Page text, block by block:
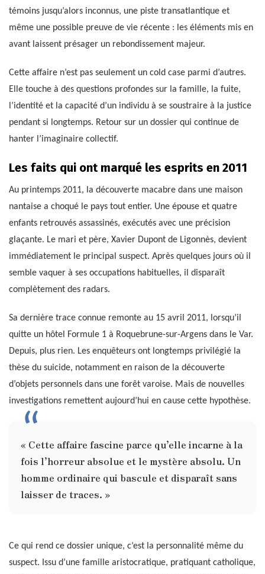
témoins jusqu’alors inconnus, une piste transatlantique et
même une possible preuve de vie récente : les éléments mis en
avant laissent présager un rebondissement majeur.
Cette affaire n’est pas seulement un cold case parmi d’autres.
Elle touche à des questions profondes sur la famille, la fuite,
l’identité et la capacité d’un individu à se soustraire à la justice
pendant si longtemps. Retour sur un dossier qui continue de
hanter l’imaginaire collectif.
Les faits qui ont marqué les esprits en 2011
Au printemps 2011, la découverte macabre dans une maison
nantaise a choqué le pays tout entier. Une épouse et quatre
enfants retrouvés assassinés, exécutés avec une précision
glaçante. Le mari et père, Xavier Dupont de Ligonnès, devient
immédiatement le principal suspect. Après quelques jours où il
semble vaquer à ses occupations habituelles, il disparaît
complètement des radars.
Sa dernière trace connue remonte au 15 avril 2011, lorsqu’il
quitte un hôtel Formule 1 à Roquebrune-sur-Argens dans le Var.
Depuis, plus rien. Les enquêteurs ont longtemps privilégié la
thèse du suicide, notamment en raison de la découverte
d’objets personnels dans une forêt varoise. Mais de nouvelles
investigations remettent aujourd’hui en cause cette hypothèse.
« Cette affaire fascine parce qu’elle incarne à la
fois l’horreur absolue et le mystère absolu. Un
homme ordinaire qui bascule et disparaît sans
laisser de traces. »
Ce qui rend ce dossier unique, c’est la personnalité même du
suspect. Issu d’une famille aristocratique, pratiquant catholique,